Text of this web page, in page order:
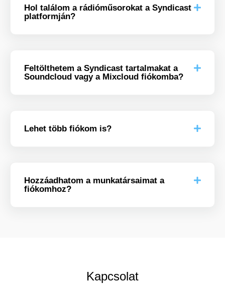
Hol találom a rádióműsorokat a Syndicast
platformján?
Feltölthetem a Syndicast tartalmakat a
Soundcloud vagy a Mixcloud fiókomba?
Lehet több fiókom is?
Hozzáadhatom a munkatársaimat a
fiókomhoz?
Kapcsolat